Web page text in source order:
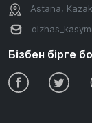
Astana,
Бізбен бірге